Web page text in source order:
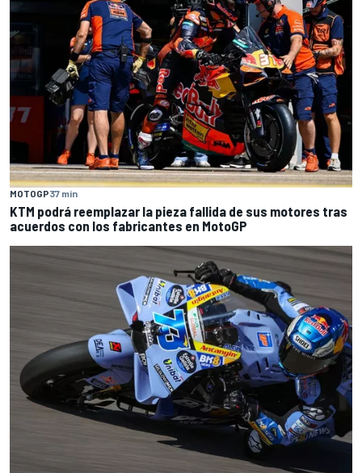
MOTOGP37 min
KTM podrá reemplazar la pieza fallida de sus motores tras
acuerdos con los fabricantes en MotoGP